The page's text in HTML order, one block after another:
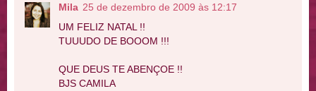
Mila 25 de dezembro de 2009 às 12:17
UM FELIZ NATAL !!
TUUUDO DE BOOOM !!!
QUE DEUS TE ABENÇOE !!
BJS CAMILA